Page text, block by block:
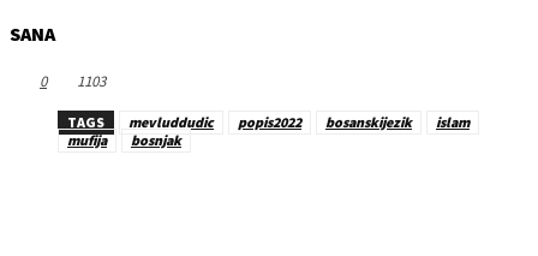
SANA
0 1103
TAGS mevluddudic popis2022 bosanskijezik
islam
mufija
bosnjak